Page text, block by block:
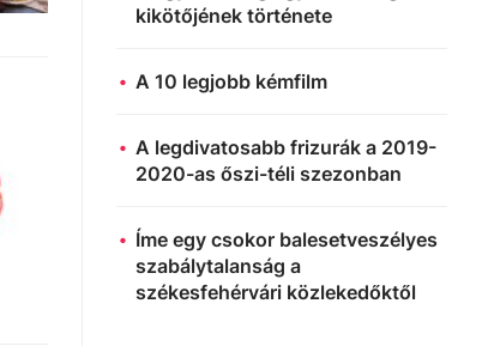
kikötőjének története
A 10 legjobb kémfilm
A legdivatosabb frizurák a 2019-
2020-as őszi-téli szezonban
Íme egy csokor balesetveszélyes
szabálytalanság a
székesfehérvári közlekedőktől